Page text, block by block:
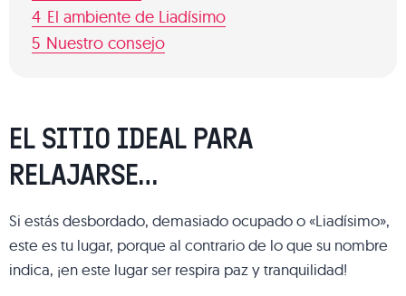
4 El ambiente de Liadísimo
5 Nuestro consejo
EL SITIO IDEAL PARA
RELAJARSE…
Si estás desbordado, demasiado ocupado o «Liadísimo»,
este es tu lugar, porque al contrario de lo que su nombre
indica, ¡en este lugar ser respira paz y tranquilidad!